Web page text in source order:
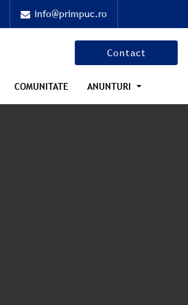
info@primpuc.ro
Contact
COMUNITATE ANUNTURI